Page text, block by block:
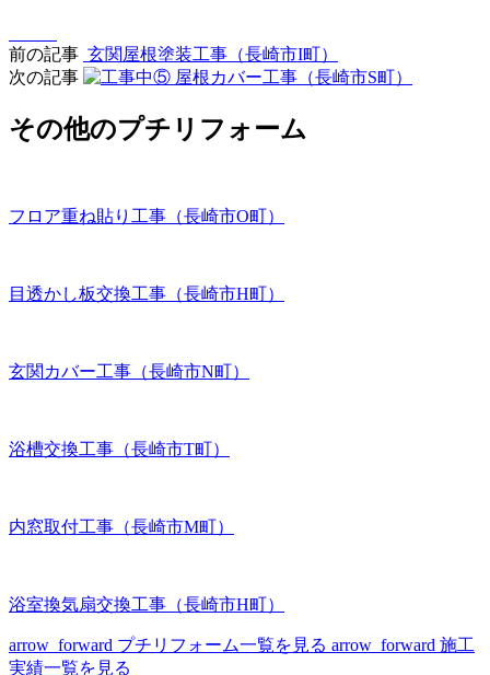
前の記事 玄関屋根塗装工事（長崎市I町）
次の記事
屋根カバー工事（長崎市S町）
その他のプチリフォーム
フロア重ね貼り工事（長崎市O町）
目透かし板交換工事（長崎市H町）
玄関カバー工事（長崎市N町）
浴槽交換工事（長崎市T町）
内窓取付工事（長崎市M町）
浴室換気扇交換工事（長崎市H町）
arrow_forward プチリフォーム一覧を見る arrow_forward 施工
実績一覧を見る